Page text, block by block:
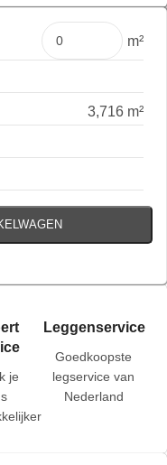
€87,00 per pak
m²
3,716 m²
je
Leggenservice
Goedkoopste
legservice van
Nederland